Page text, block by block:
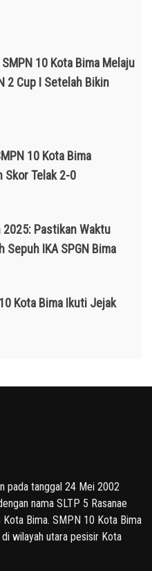
10 Kota Bima Melaju
2 Cup I Setelah Bikin
10 Kota Bima
Skor Telak 2-0
Pastikan Waktu
Sepuh IKA SPGN Bima
Kota Bima Ikuti Jejak
pada tanggal 24 Mei 2002
nama SLTP 5 Rasanae
Bima. SMPN 10 Kota Bima
wilayah utara pesisir Kota